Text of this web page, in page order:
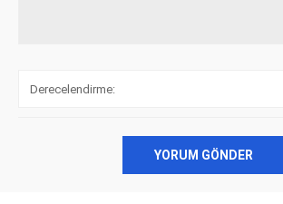
Derecelendirme:
YORUM GÖNDER